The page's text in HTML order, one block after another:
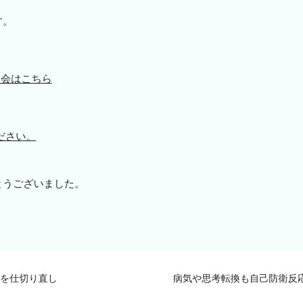
はこちら
い。
ございました。
仕切り直し 病気や思考転換も自己防衛反